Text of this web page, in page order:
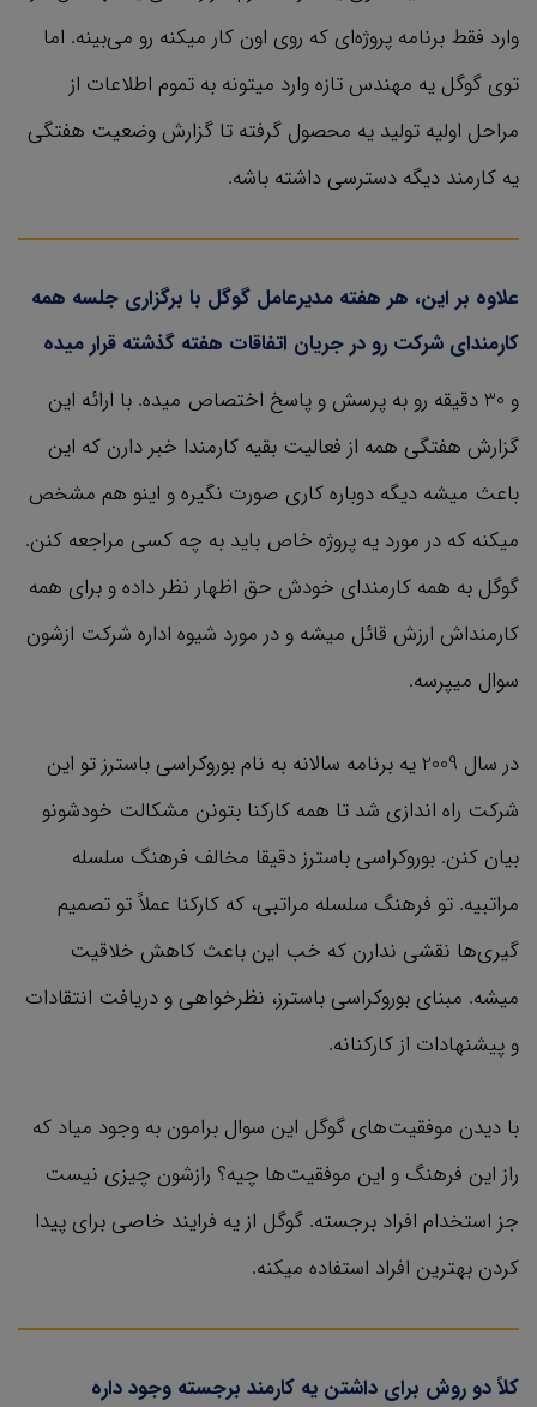
وارد فقط برنامه پروژه‌ای که روی اون کار میکنه رو می‌بینه. اما
توی گوگل یه مهندس تازه وارد میتونه به تموم اطلاعات از
مراحل اولیه تولید یه محصول گرفته تا گزارش وضعیت هفتگی
یه کارمند دیگه دسترسی داشته باشه.
علاوه بر این، هر هفته مدیرعامل گوگل با برگزاری جلسه همه
کارمندای شرکت رو در جریان اتفاقات هفته گذشته قرار میده
و 30 دقیقه رو به پرسش و پاسخ اختصاص میده. با ارائه این
گزارش هفتگی همه از فعالیت بقیه کارمندا خبر دارن که این
باعث میشه دیگه دوباره کاری صورت نگیره و اینو هم مشخص
میکنه که در مورد یه پروژه خاص باید به چه کسی مراجعه کنن.
گوگل به همه کارمندای خودش حق اظهار نظر داده و برای همه
کارمنداش ارزش قائل میشه و در مورد شیوه اداره شرکت ازشون
سوال میپرسه.
در سال 2009 یه برنامه سالانه به نام بوروکراسی باسترز تو این
شرکت راه اندازی شد تا همه کارکنا بتونن مشکالت خودشونو
بیان کنن. بوروکراسی باسترز دقیقا مخالف فرهنگ سلسله
مراتبیه. تو فرهنگ سلسله مراتبی، که کارکنا عملاً تو تصمیم
گیری‌ها نقشی ندارن که خب این باعث کاهش خلاقیت
میشه. مبنای بوروکراسی باسترز، نظرخواهی و دریافت انتقادات
و پیشنهادات از کارکنانه.
با دیدن موفقیت‌های گوگل این سوال برامون به وجود میاد که
راز این فرهنگ و این موفقیت‌ها چیه؟ رازشون چیزی نیست
جز استخدام افراد برجسته. گوگل از یه فرایند خاصی برای پیدا
کردن بهترین افراد استفاده میکنه.
کلاً دو روش برای داشتن یه کارمند برجسته وجود داره